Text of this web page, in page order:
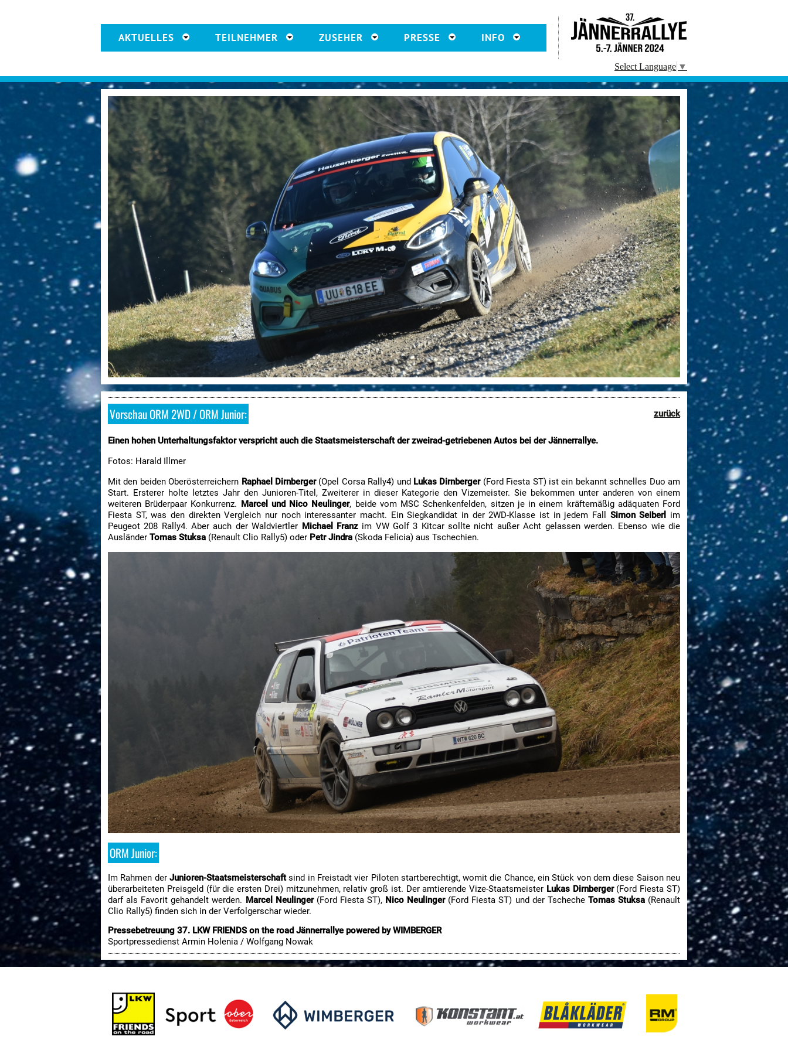
AKTUELLES TEILNEHMER ZUSEHER PRESSE INFO
Select Language ▼
Vorschau ORM 2WD / ORM Junior: zurück
Einen hohen Unterhaltungsfaktor verspricht auch die Staatsmeisterschaft der zweirad-getriebenen Autos bei der Jännerrallye.
Fotos: Harald Illmer
Mit den beiden Oberösterreichern Raphael Dirnberger(Opel Corsa Rally4) und Lukas Dirnberger(Ford Fiesta ST) ist ein bekannt schnelles Duo am
Start. Ersterer holte letztes Jahr den Junioren-Titel, Zweiterer in dieser Kategorie den Vizemeister. Sie bekommen unter anderen von einem
weiteren Brüderpaar Konkurrenz. Marcel und Nico Neulinger, beide vom MSC Schenkenfelden, sitzen je in einem kräftemäßig adäquaten Ford
Fiesta ST, was den direkten Vergleich nur noch interessanter macht. Ein Siegkandidat in der 2WD-Klasse ist in jedem Fall Simon Seiberl
im
Peugeot 208 Rally4. Aber auch der Waldviertler Michael Franzim VW Golf 3 Kitcar sollte nicht außer Acht gelassen werden. Ebenso wie die
Ausländer Tomas Stuksa (Renault Clio Rally5) oder Petr Jindra (Skoda Felicia) aus Tschechien.
ORM Junior:
Im Rahmen der Junioren-Staatsmeisterschaftsind in Freistadt vier Piloten startberechtigt, womit die Chance, ein Stück von dem diese Saison neu
überarbeiteten Preisgeld (für die ersten Drei) mitzunehmen, relativ groß ist. Der amtierende Vize-Staatsmeister Lukas Dirnberger(Ford Fiesta ST)
darf als Favorit gehandelt werden. Marcel Neulinger(Ford Fiesta ST), Nico Neulinger(Ford Fiesta ST) und der Tscheche Tomas Stuksa(Renault
Clio Rally5) finden sich in der Verfolgerschar wieder.
Pressebetreuung 37. LKW FRIENDS on the road Jännerrallye powered by WIMBERGER
Sportpressedienst Armin Holenia / Wolfgang Nowak